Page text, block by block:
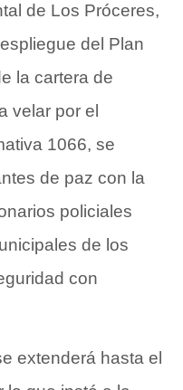
de Los Próceres,
del Plan
la cartera de
velar por el
1066, se
de paz con la
policiales
de los
con
extenderá hasta el